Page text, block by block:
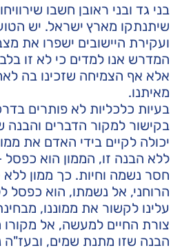
בני גד ובני ראובן חשבו
שיתנתקו מארץ ישראל. יש
ועקירת היישובים ישפרו את
המדרש אנו למדים כי לא זו
אלא אף הצמיחה שזכינו בה
מאיתנו.
בעיות כלכליות לא פותרים
בקישור למקור הדברים
יכולה לקיים בידי האדם את
ללא הבנה זו, הממון הוא
חסר נשמה וחיות. כך ממון ללא
הרוחני, אל נשמתו, הוא כפסל
עלינו לקשור את ממוננו,
צורת החיים למעשה, אל מקורו
הבנה שזו מתנת שמים, ובעז"ה